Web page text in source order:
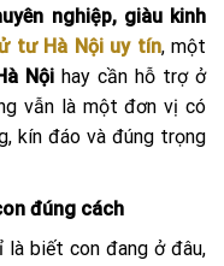
nghiệp, giàu kinh
tư Hà Nội uy tín, một
Nội hay cần hỗ trợ ở
vẫn là một đơn vị có
kín đáo và đúng trọng
đúng cách
là biết con đang ở đâu,